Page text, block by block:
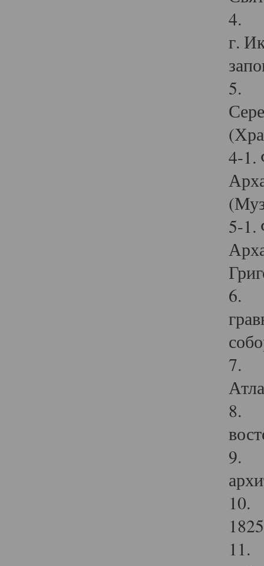
4.
г.
5.
4-1.
5-1.
6.
7.
8.
9.
10.
11.